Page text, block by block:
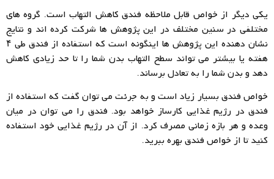
یکی دیگر از خواص قابل ملاحظه فندق کاهش التهاب است. گروه های
مختلفی در سنین مختلف در این پژوهش ها شرکت کرده اند و نتایج
نشان دهنده این پژوهش ها اینگونه است که استفاده از فندق طی ۴
هفته یا بیشتر می تواند سطح التهاب بدن شما را تا حد زیادی کاهش
دهد و بدن شما را به تعادل برساند.
خواص فندق بسیار زیاد است و به جرئت می توان گفت که استفاده از
فندق در رژیم غذایی کارساز خواهد بود. فندق را می توان در میان
وعده و هر بازه زمانی مصرف کرد. از آن در رژیم غذایی خود استفاده
کنید تا از خواص فندق بهره ببرید.